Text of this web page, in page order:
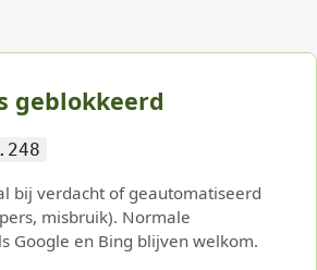
geblokkeerd
bij verdacht of geautomatiseerd
misbruik). Normale
Google en Bing blijven welkom.